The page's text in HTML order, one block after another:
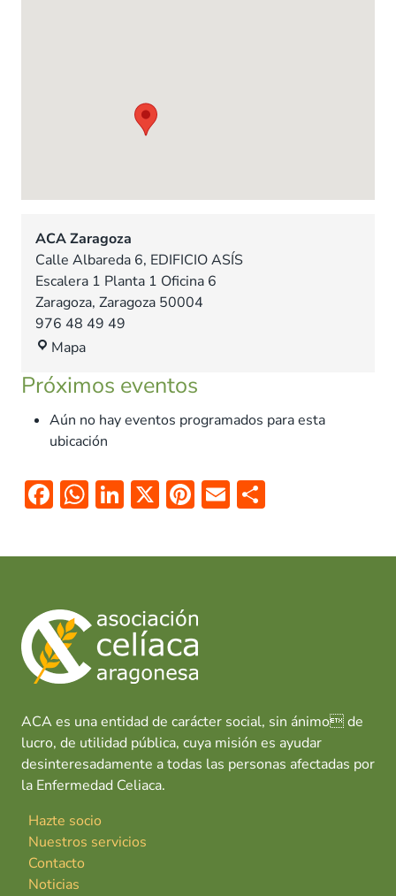
ACA Zaragoza
Calle Albareda 6, EDIFICIO ASÍS
Escalera 1 Planta 1 Oficina 6
Zaragoza, Zaragoza 50004
976 48 49 49
MapaA
A
a
r
o
a
Próximos eventos
Aún no hay eventos programados para esta
ubicación
F
e
o
o
k
W
at
A
p
p
Li
k
dI
n
X Pi
er
t
E
ai m
ACA es una entidad de carácter social, sin ánimo de
lucro, de utilidad pública, cuya misión es ayudar
desinteresadamente a todas las personas afectadas por
la Enfermedad Celiaca.
Hazte socio
Nuestros servicios
Contacto
Noticias